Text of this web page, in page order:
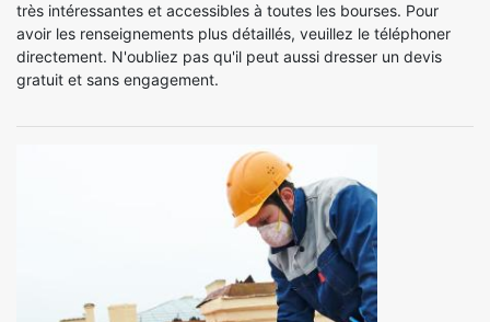
très intéressantes et accessibles à toutes les bourses. Pour
avoir les renseignements plus détaillés, veuillez le téléphoner
directement. N'oubliez pas qu'il peut aussi dresser un devis
gratuit et sans engagement.